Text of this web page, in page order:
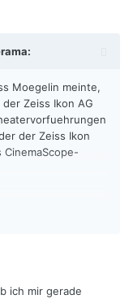
:
Moegelin meinte,
Zeiss Ikon AG
der Zeiss Ikon
II-
ich mir gerade